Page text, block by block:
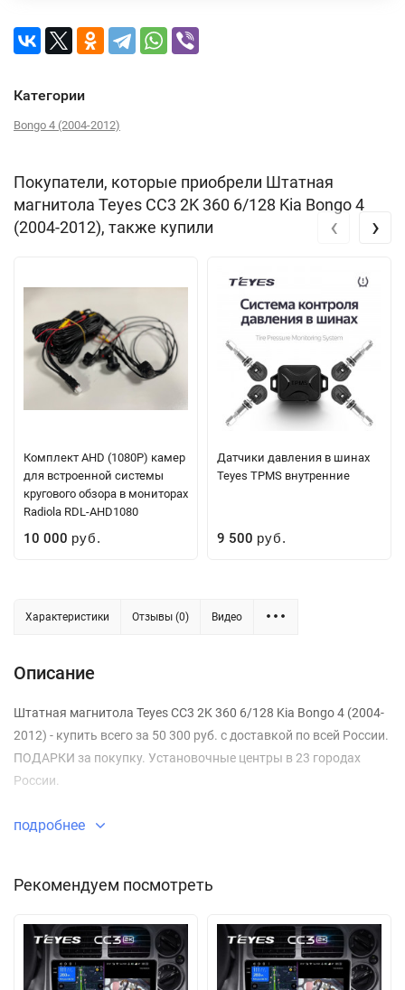
Категории
Bongo 4 (2004-2012)
Покупатели, которые приобрели Штатная
магнитола Teyes CC3 2K 360 6/128 Kia Bongo 4
(2004-2012), также купили
Комплект AHD (1080P) камер
для встроенной системы
кругового обзора в мониторах
Radiola RDL-AHD1080
10 000 руб.
Датчики давления в шинах
Teyes TPMS внутренние
9 500 руб.
‹ ›
Характеристики Отзывы (0) Видео
Описание
Штатная магнитола Teyes CC3 2K 360 6/128 Kia Bongo 4 (2004-
2012) - купить всего за 50 300 руб. с доставкой по всей России.
ПОДАРКИ за покупку. Установочные центры в 23 городах
России.
подробнее
Рекомендуем посмотреть